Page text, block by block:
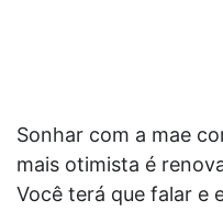
Sonhar com a mae
mais otimista é
Você terá que falar e